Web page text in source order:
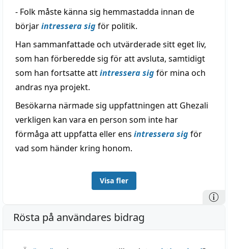
- Folk måste känna sig hemmastadda innan de
börjarintressera sigför politik.
Han sammanfattade och utvärderade sitt eget liv,
som han förberedde sig för att avsluta, samtidigt
som han fortsatte attintressera sigför mina och
andras nya projekt.
Besökarna närmade sig uppfattningen att Ghezali
verkligen kan vara en person som inte har
förmåga att uppfatta eller ens intressera sigför
vad som händer kring honom.
Visa fler
Rösta på användares bidrag